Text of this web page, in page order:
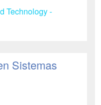
Technology -
Sistemas